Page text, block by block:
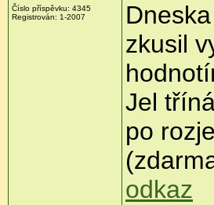
Číslo příspěvku: 4345
Registrován: 1-2007
zkusil
Jel
po
odkaz